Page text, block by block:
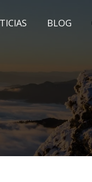
BLOG